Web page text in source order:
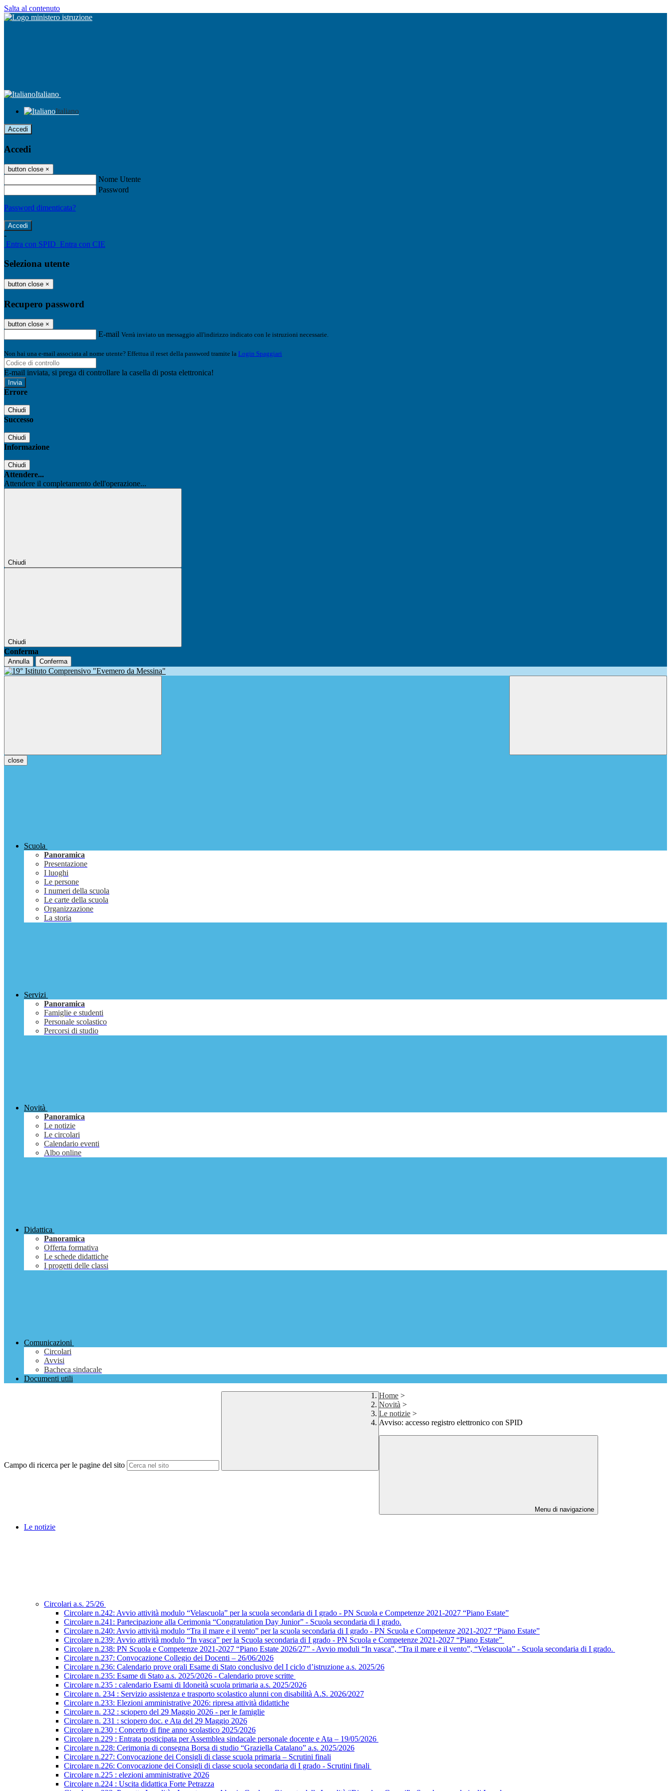
Salta al contenuto
Italiano
Italiano
Accedi
Accedi
button close ×
Nome Utente
Password
Password dimenticata?
-
Entra con SPID Entra con CIE
Seleziona utente
button close ×
Recupero password
button close ×
E-mail Verrà inviato un messaggio all'indirizzo indicato con le istruzioni necessarie.
Non hai una e-mail associata al nome utente? Effettua il reset della password tramite la Login Spaggiari
E-mail inviata, si prega di controllare la casella di posta elettronica!
Errore
Chiudi
Successo
Chiudi
Informazione
Chiudi
Attendere...
Attendere il completamento dell'operazione...
Chiudi
Chiudi
Conferma
Annulla Conferma
close
Scuola
Panoramica
Presentazione
I luoghi
Le persone
I numeri della scuola
Le carte della scuola
Organizzazione
La storia
Servizi
Panoramica
Famiglie e studenti
Personale scolastico
Percorsi di studio
Novità
Panoramica
Le notizie
Le circolari
Calendario eventi
Albo online
Didattica
Panoramica
Offerta formativa
Le schede didattiche
I progetti delle classi
Comunicazioni
Circolari
Avvisi
Bacheca sindacale
Documenti utili
Campo di ricerca per le pagine del sito
Home >
Novità >
Le notizie >
Avviso: accesso registro elettronico con SPID
Menu di navigazione
Le notizie
Circolari a.s. 25/26
Circolare n.242: Avvio attività modulo “Velascuola” per la scuola secondaria di I grado - PN Scuola e Competenze 2021-2027 “Piano Estate”
Circolare n.241: Partecipazione alla Cerimonia “Congratulation Day Junior” - Scuola secondaria di I grado.
Circolare n.240: Avvio attività modulo “Tra il mare e il vento” per la scuola secondaria di I grado - PN Scuola e Competenze 2021-2027 “Piano Estate”
Circolare n.239: Avvio attività modulo “In vasca” per la Scuola secondaria di I grado - PN Scuola e Competenze 2021-2027 “Piano Estate”
Circolare n.238: PN Scuola e Competenze 2021-2027 “Piano Estate 2026/27” - Avvio moduli “In vasca”, “Tra il mare e il vento”, “Velascuola” - Scuola secondaria di I grado.
Circolare n.237: Convocazione Collegio dei Docenti – 26/06/2026
Circolare n.236: Calendario prove orali Esame di Stato conclusivo del I ciclo d’istruzione a.s. 2025/26
Circolare n.235: Esame di Stato a.s. 2025/2026 - Calendario prove scritte
Circolare n.235 : calendario Esami di Idoneità scuola primaria a.s. 2025/2026
Circolare n. 234 : Servizio assistenza e trasporto scolastico alunni con disabilità A.S. 2026/2027
Circolare n.233: Elezioni amministrative 2026: ripresa attività didattiche
Circolare n. 232 : sciopero del 29 Maggio 2026 - per le famiglie
Circolare n. 231 : sciopero doc. e Ata del 29 Maggio 2026
Circolare n.230 : Concerto di fine anno scolastico 2025/2026
Circolare n.229 : Entrata posticipata per Assemblea sindacale personale docente e Ata – 19/05/2026
Circolare n.228: Cerimonia di consegna Borsa di studio “Graziella Catalano” a.s. 2025/2026
Circolare n.227: Convocazione dei Consigli di classe scuola primaria – Scrutini finali
Circolare n.226: Convocazione dei Consigli di classe scuola secondaria di I grado - Scrutini finali
Circolare n.225 : elezioni amministrative 2026
Circolare n.224 : Uscita didattica Forte Petrazza